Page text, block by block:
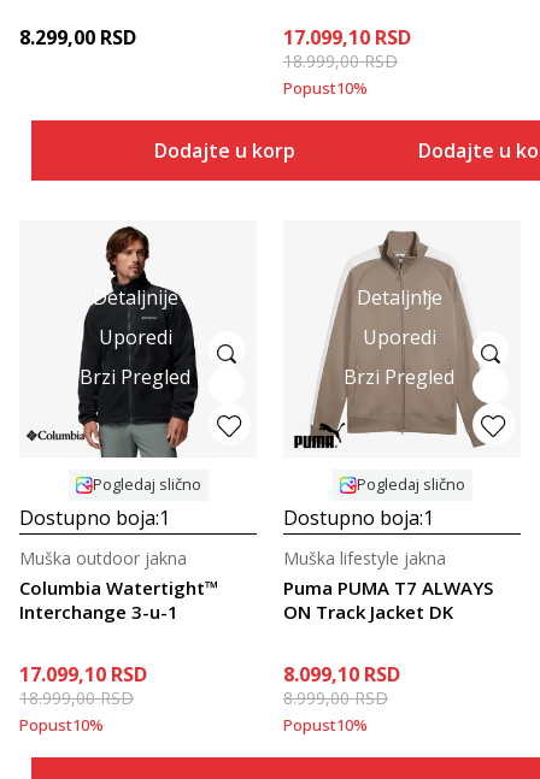
8.299,00 RSD
Dodajte u korpu
17.099,10 RSD
18.999,00RSD
Popust10%
Dodajte u
Detaljnije
Uporedi
Brzi Pregled
Pogledaj slično
Dostupno boja:1
Columbia Watertight™
Interchange 3-u-1
Muška outdoor jakna
17.099,10 RSD
18.999,00RSD
Popust10%
Detaljnije
Uporedi
Brzi Pregled
Pogledaj slično
Dostupno boja:1
Puma PUMA T7 ALWAYS
ON Track Jacket DK
Muška lifestyle jakna
8.099,10 RSD
8.999,00RSD
Popust10%